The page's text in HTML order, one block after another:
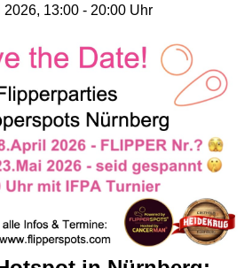
2026, 13:00 - 20:00 Uhr